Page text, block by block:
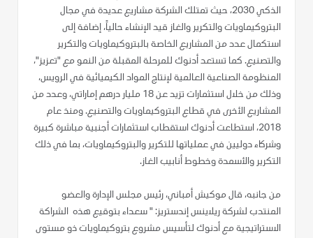
الذكي 2030، حيث تمتلك الشركة مشاريع عديدة في مجال
البتروكيماويات والتكرير والغاز قيد الإنشاء حالياً، إضافة إلى
استكمال عدد من المشاريع الخاصة بالبتروكيماويات والتكرير
والتصنيع. كما تستعد أدنوك للمرحلة المقبلة من النمو مع "تعزيز"،
المنظومة الصناعية العالمية لإنتاج المواد الكيميائية في الرويس،
وذلك من خلال استثمارات تزيد عن 18 مليار درهم إماراتي، وعدد من
المشاريع الأخرى في قطاع البتروكيماويات والتصنيع. ومنذ عام
2018، استطاعت أدنوك استقطاب استثمارات أجنبية مباشرة كبيرة
وشركاء دوليين في عملياتها للتكرير والبتروكيماويات، بما في ذلك
التكرير والأسمدة وخطوط أنابيب الغاز.
من جانبه، قال موكيش أمباني، رئيس مجلس الإدارة والعضو
المنتدب لشركة ريلاينس إندستريز: " سعداء بتوقيع هذه الشراكة
الاستراتيجية مع أدنوك لتأسيس مشروع بتروكيماويات ذو مستوى